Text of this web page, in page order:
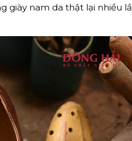
giày nam da thật lại nhiều